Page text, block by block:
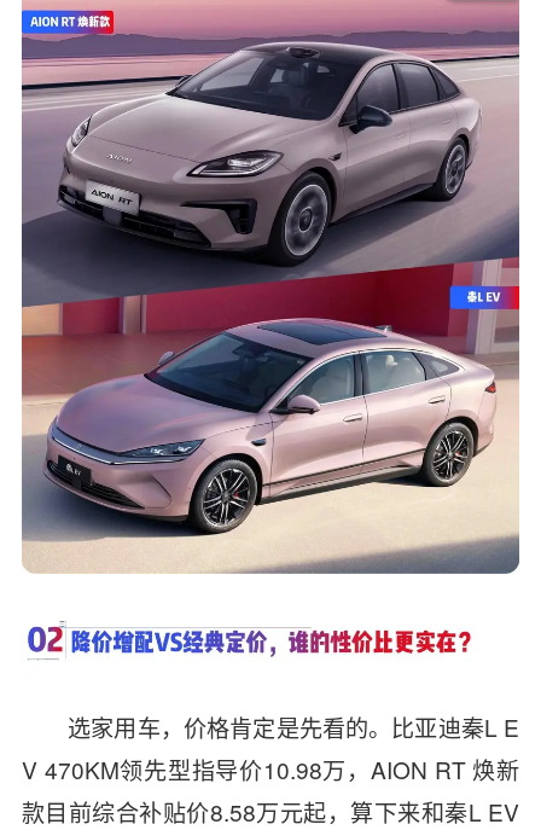
选家用车，价格肯定是先看的。比亚迪秦L E
V 470KM领先型指导价10.98万，AION RT 焕新
款目前综合补贴价8.58万元起，算下来和秦L EV